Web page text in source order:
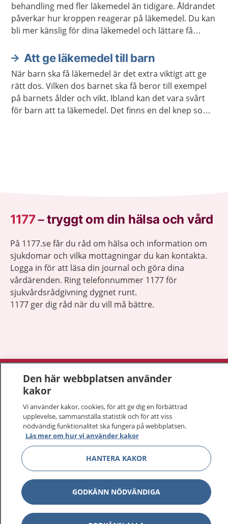
behandling med fler läkemedel än tidigare. Åldrandet
påverkar hur kroppen reagerar på läkemedel. Du kan
bli mer känslig för dina läkemedel och lättare få
Att ge läkemedel till barn
När barn ska få läkemedel är det extra viktigt att ge
rätt dos. Vilken dos barnet ska få beror till exempel
på barnets ålder och vikt. Ibland kan det vara svårt
för barn att ta läkemedel. Det finns en del knep som
1177–tryggt om din hälsa och vård
På 1177.se får du råd om hälsa och information om
sjukdomar och vilka mottagningar du kan kontakta.
Logga in för att läsa din journal och göra dina
vårdärenden. Ring telefonnummer 1177 för
sjukvårdsrådgivning dygnet runt.
1177 ger dig råd när du vill må bättre.
1177 på flera språk
Kontakt
Behandling av personuppgifter
Hantering av kakor
Inställningar för kakor
Den här webbplatsen använder
kakor
Vi använder kakor, cookies, för att ge dig en förbättrad
upplevelse, sammanställa statistik och för att viss
nödvändig funktionalitet ska fungera på webbplatsen.
Läs mer om hur vi använder kakor
HANTERA KAKOR
GODKÄNN NÖDVÄNDIGA